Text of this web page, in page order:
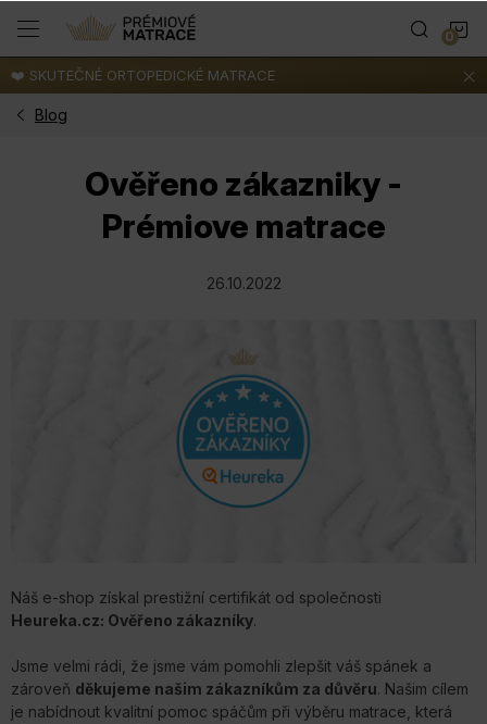
obsah
❤️ SKUTEČNÉ ORTOPEDICKÉ MATRACE
Blog
Ověřeno zákazniky -
Prémiove matrace
26.10.2022
Náš e-shop získal prestižní certifikát od společnosti
Heureka.cz: Ověřeno zákazníky.
Jsme velmi rádi, že jsme vám pomohli zlepšit váš spánek a
zároveň děkujeme našim zákazníkům za důvěru. Našim cílem
je nabídnout kvalitní pomoc spáčům při výběru matrace, která